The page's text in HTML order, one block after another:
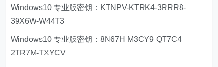
Windows10 专业版密钥：KTNPV-KTRK4-3RRR8-
39X6W-W44T3
Windows10 专业版密钥：8N67H-M3CY9-QT7C4-
2TR7M-TXYCV